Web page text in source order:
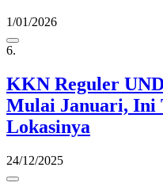
1/01/2026
6.
KKN Reguler
Mulai Januari, Ini
Lokasinya
24/12/2025